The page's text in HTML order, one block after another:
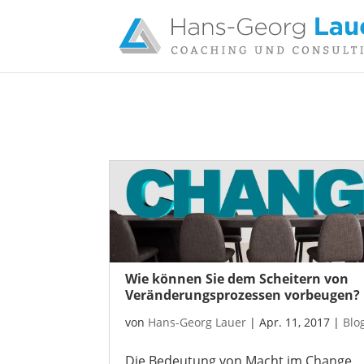
Wie können Sie dem Scheitern von
Veränderungsprozessen vorbeugen?
von Hans-Georg Lauer |Apr. 11, 2017 |